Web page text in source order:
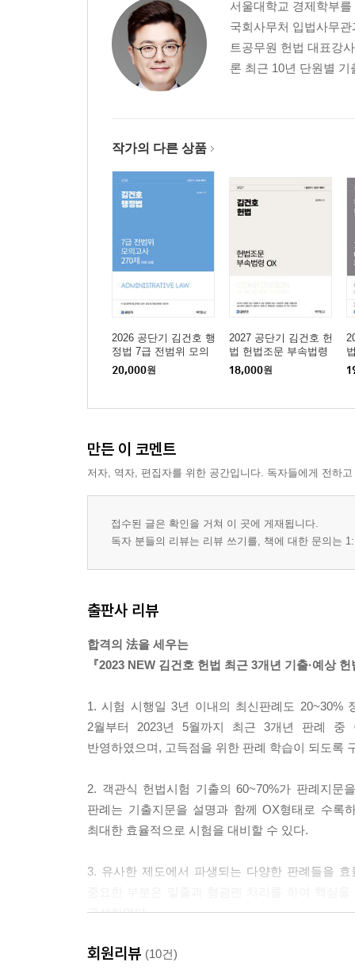
05 죄형법정주의
06 책임과 형벌의 비례원칙
07 죄형법정주의 명확성원칙
08 책임주의원칙
09 적법절차원칙
12 개인정보자기결정권
13 통신의 비밀
14 양심의 자유와 종교의 자유
16 표현의 자유
17 사전검열금지원칙
19 집회·결사의 자유
21 직업수행의 자유
26 근로의 권리
30 재판청구권
31 형사보상청구권
32 국가배상청구권
PART 3 정치제도
01 권력분립원칙
02 국회
04 정부
PART 4 헌법재판소
01 위헌법률심판 및 위헌심사형 헌법소원
02 권리구제형 헌법소원심판
03 권리구제형 헌법소원의 적법요건
서울대학교 경제학부
국회사무처 입법사무
트공무원 헌법 대표강
론 최근 10년 단원별
작가의 다른 상품
2026 공단기 김건호 행
정법 7급 전범위 모의
고사 270제 (각론포함)
20,000원
2027 공단기 김건호 헌
법 헌법조문 부속법령
OX
18,000원
만든 이 코멘트
저자, 역자, 편집자를 위한 공간입니다. 독자들에게 전하
접수된 글은 확인을 거쳐 이 곳에 게재됩니다.
독자 분들의 리뷰는 리뷰 쓰기를, 책에 대한 문의는
출판사 리뷰
합격의 法을 세우는
『2023 NEW 김건호 헌법 최근 3개년 기출·예상
1. 시험 시행일 3년 이내의 최신판례도 20~30%
2월부터 2023년 5월까지 최근 3개년 판례 중
반영하였으며, 고득점을 위한 판례 학습이 되도록
2. 객관식 헌법시험 기출의 60~70%가 판례지문
판례는 기출지문을 설명과 함께 OX형태로 수록
최대한 효율적으로 시험을 대비할 수 있다.
3. 유사한 제도에서 파생되는 다양한 판례들을
구성하였다.
회원리뷰 (10건)